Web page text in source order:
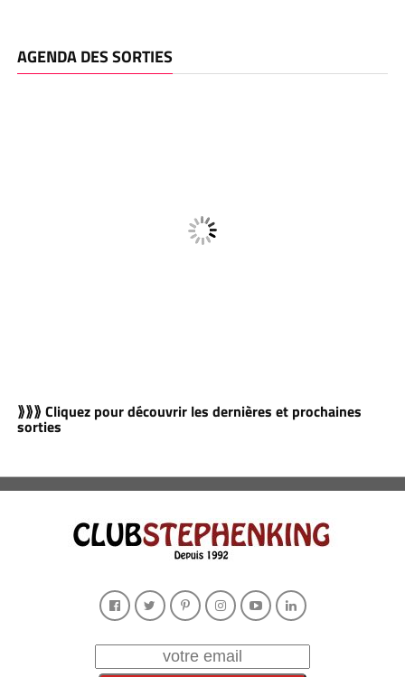
AGENDA DES SORTIES
⟫⟫⟫ Cliquez pour découvrir les dernières et prochaines
sorties